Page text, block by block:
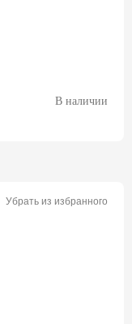
В наличии
Убрать из избранного